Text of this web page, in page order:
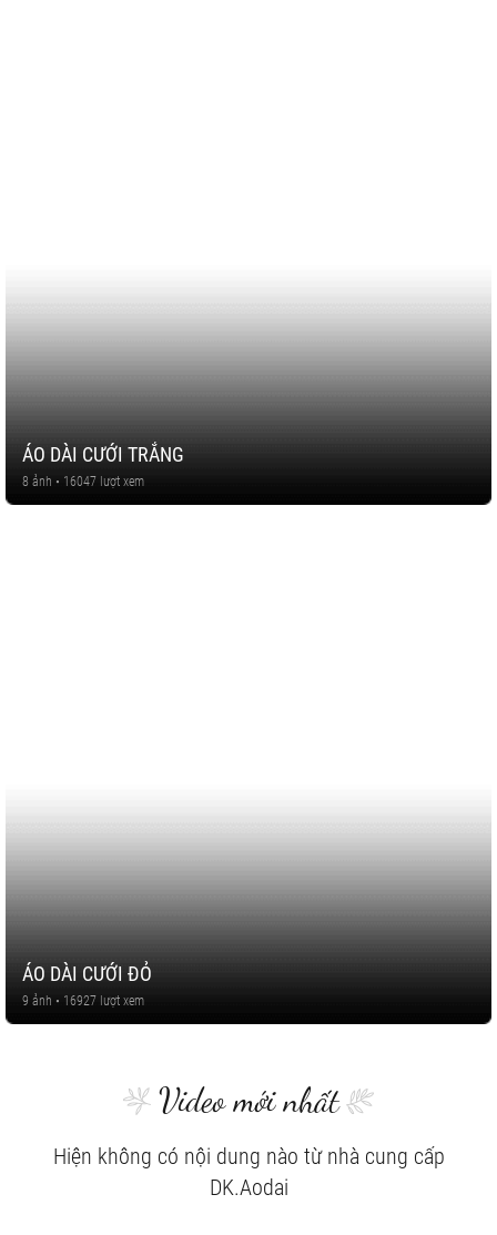
ÁO DÀI CƯỚI TRẮNG
8 ảnh • 16047 lượt xem
ÁO DÀI CƯỚI ĐỎ
9 ảnh • 16927 lượt xem
Video mới nhất
Hiện không có nội dung nào từ nhà cung cấp
DK.Aodai